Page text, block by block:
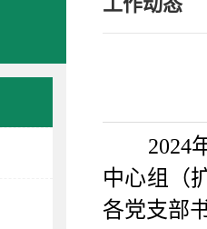
2024
中心组（
各党支部